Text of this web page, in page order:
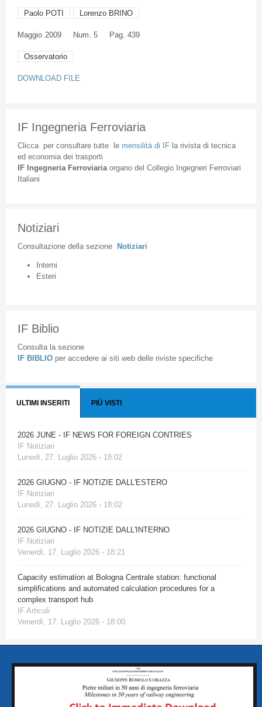
Paolo POTI Lorenzo BRINO
Maggio 2009 Num. 5 Pag. 439
Osservatorio
DOWNLOAD FILE
IF Ingegneria Ferroviaria
Cliccaper consultare tuttele mensilità di IFla rivista di tecnica
ed economia dei trasporti
IF Ingegneria Ferroviaria organodel Collegio Ingegneri Ferroviari
Italiani
Notiziari
Consultazione della sezione Notiziari
Interni
Esteri
IF Biblio
Consulta la sezione
IF BIBLIO per accedere ai siti web delle riviste specifiche
ULTIMI INSERITI PIÙ VISTI
2026 JUNE - IF NEWS FOR FOREIGN CONTRIES
IF Notiziari
Lunedì, 27. Luglio 2026 - 18:02
2026 GIUGNO - IF NOTIZIE DALL'ESTERO
IF Notiziari
Lunedì, 27. Luglio 2026 - 18:02
2026 GIUGNO - IF NOTIZIE DALL'INTERNO
IF Notiziari
Venerdì, 17. Luglio 2026 - 18:21
Capacity estimation at Bologna Centrale station: functional
simplifications and automated calculation procedures for a
complex transport hub
IF Articoli
Venerdì, 17. Luglio 2026 - 18:00